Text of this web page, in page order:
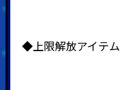
◆上限解放アイテム